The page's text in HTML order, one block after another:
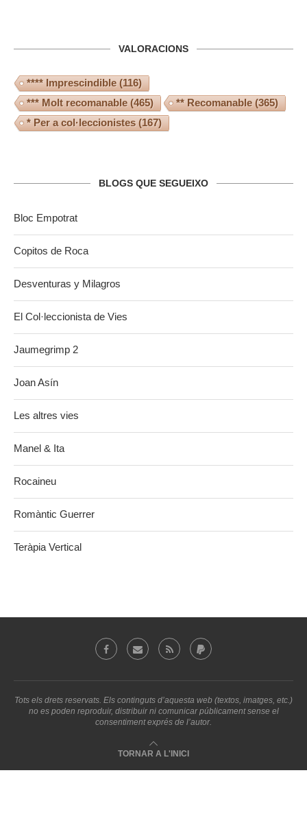
VALORACIONS
**** Imprescindible(116)
*** Molt recomanable(465) ** Recomanable(365)
* Per a col·leccionistes (167)
BLOGS QUE SEGUEIXO
Bloc Empotrat
Copitos de Roca
Desventuras y Milagros
El Col·leccionista de Vies
Jaumegrimp 2
Joan Asín
Les altres vies
Manel & Ita
Rocaineu
Romàntic Guerrer
Teràpia Vertical
Tots els drets reservats. Els continguts d’aquesta web (textos, imatges, etc.)
no es poden reproduir, distribuir ni comunicar públicament sense el
consentiment exprés de l’autor.
TORNAR A L'INICI